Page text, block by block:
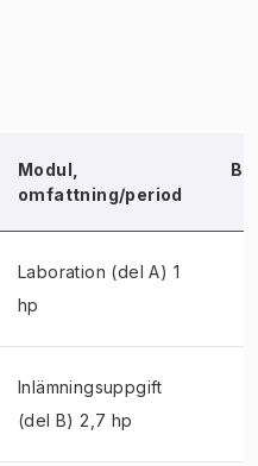
Modul,
omfattning/period
Laboration (del A) 1
hp
Inlämningsuppgift
(del B) 2,7 hp